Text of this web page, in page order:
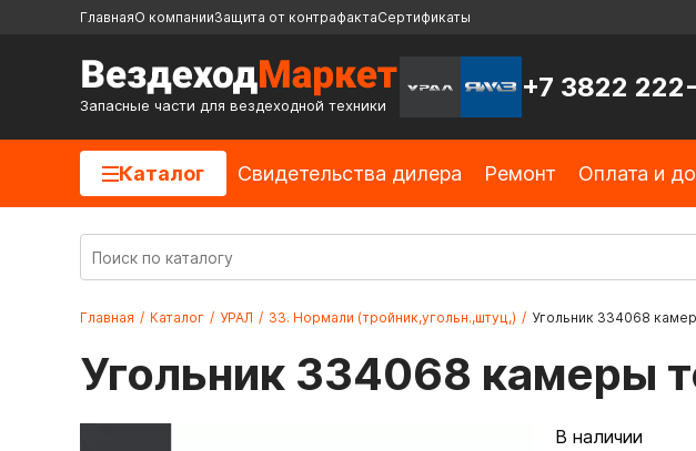
ГлавнаяО компанииЗащита от контрафактаСертификаты
Запасные части для вездеходной техники
+7 3822
Каталог Cвидетельства дилера Ремонт Оплата и
Главная / Каталог / УРАЛ / 33. Нормали (тройник,угольн.,штуц,) / Угольник 334068
Угольник 334068 камеры
В наличии